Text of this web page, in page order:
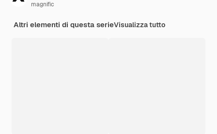
magnific
Altri elementi di questa serieVisualizza tutto